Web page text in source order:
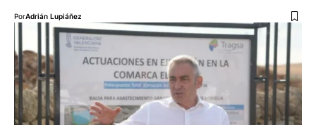
PorAdrián Lupiáñez